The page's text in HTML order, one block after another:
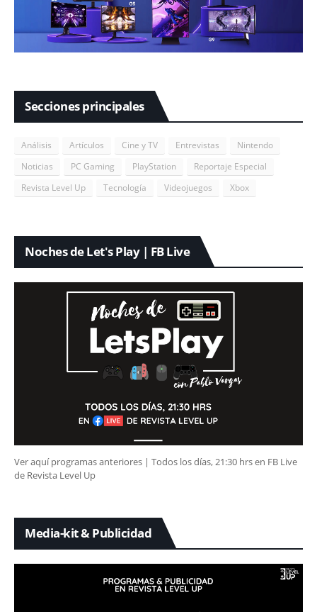
Secciones principales
Análisis Artículos Cine y TV Entrevistas
Nintendo
Noticias
PC Gaming PlayStation
Reportaje Especial
Revista Level Up
Tecnología Videojuegos Xbox
Noches de Let's Play | FB Live
Ver aquí programas anteriores | Todos los días, 21:30 hrs en FB Live
de Revista Level Up
Media-kit & Publicidad